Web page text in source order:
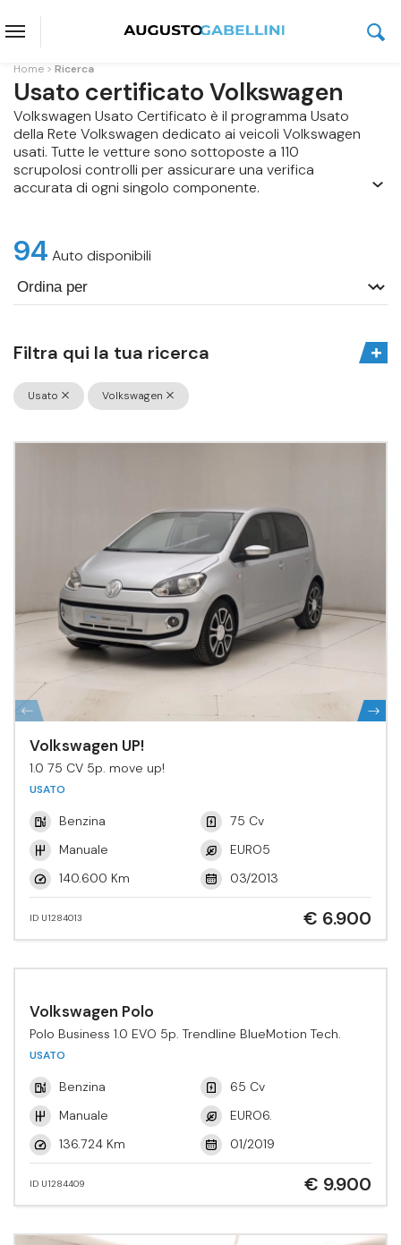
Home Ricerca
Usato certificato Volkswagen
Volkswagen Usato Certificato è il programma Usato
della Rete Volkswagen dedicato ai veicoli Volkswagen
usati. Tutte le vetture sono sottoposte a 110
scrupolosi controlli per assicurare una verifica
accurata di ogni singolo componente.
94 Auto disponibili
Filtra qui la tua ricerca
Usato Volkswagen
Volkswagen UP!
1.0 75 CV 5p. move up!
USATO
Benzina
75 Cv
Manuale
EURO5
140.600 Km
03/2013
ID U1284013 € 6.900
Volkswagen Polo
Polo Business 1.0 EVO 5p. Trendline BlueMotion Tech.
USATO
Benzina
65 Cv
Manuale
EURO6.
136.724 Km
01/2019
ID U1284409 € 9.900